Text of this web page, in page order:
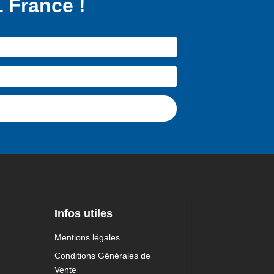
France !
Infos utiles
Mentions légales
Conditions Générales de
Vente